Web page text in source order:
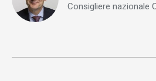
Consigliere nazionale